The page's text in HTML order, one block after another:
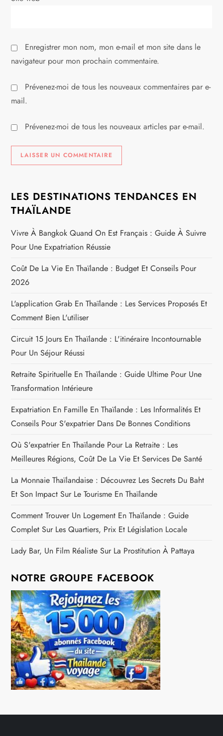
e
Enregistrer mon nom, mon e-mail et mon site dans le
navigateur pour mon prochain commentaire.
Prévenez-moi de tous les nouveaux commentaires par e-
mail.
Prévenez-moi de tous les nouveaux articles par e-mail.
LES DESTINATIONS TENDANCES EN
THAÏLANDE
Vivre À Bangkok Quand On Est Français : Guide À Suivre
Pour Une Expatriation Réussie
Coût De La Vie En Thaïlande : Budget Et Conseils Pour
2026
L'application Grab En Thaïlande : Les Services Proposés Et
Comment Bien L'utiliser
Circuit 15 Jours En Thaïlande : L'itinéraire Incontournable
Pour Un Séjour Réussi
Retraite Spirituelle En Thaïlande : Guide Ultime Pour Une
Transformation Intérieure
Expatriation En Famille En Thaïlande : Les Informalités Et
Conseils Pour S'expatrier Dans De Bonnes Conditions
Où S'expatrier En Thaïlande Pour La Retraite : Les
Meilleures Régions, Coût De La Vie Et Services De Santé
La Monnaie Thaïlandaise : Découvrez Les Secrets Du Baht
Et Son Impact Sur Le Tourisme En Thaïlande
Comment Trouver Un Logement En Thaïlande : Guide
Complet Sur Les Quartiers, Prix Et Législation Locale
Lady Bar, Un Film Réaliste Sur La Prostitution À Pattaya
NOTRE GROUPE FACEBOOK